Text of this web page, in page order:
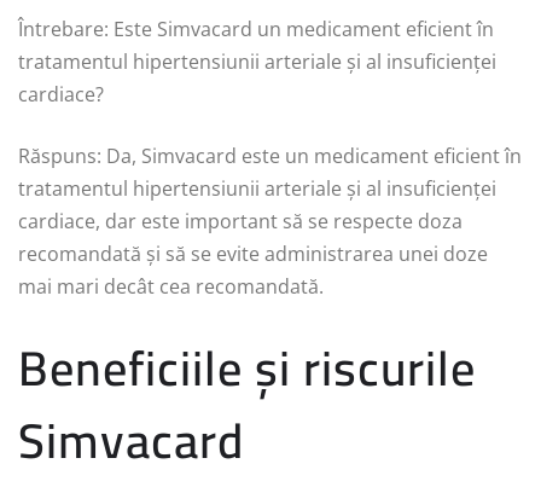
Întrebare: Este Simvacard un medicament eficient în
tratamentul hipertensiunii arteriale și al insuficienței
cardiace?
Răspuns: Da, Simvacard este un medicament eficient în
tratamentul hipertensiunii arteriale și al insuficienței
cardiace, dar este important să se respecte doza
recomandată și să se evite administrarea unei doze
mai mari decât cea recomandată.
Beneficiile și riscurile
Simvacard